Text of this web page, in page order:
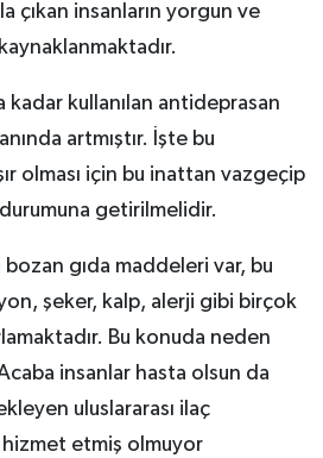
çıkan insanların yorgun ve
kadar kullanılan antideprasan
artmıştır. İşte bu
olması için bu inattan vazgeçip
getirilmelidir.
bozan gıda maddeleri var, bu
şeker, kalp, alerji gibi birçok
Bu konuda neden
insanlar hasta olsun da
uluslararası ilaç
hizmet etmiş olmuyor